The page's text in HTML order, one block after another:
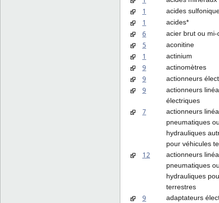
1 acides
1 acides*
6 acier brut ou mi-
5 aconitine
1 actinium
9 actinomètres
9 actionneurs
9
actionneurs
électriques
7
actionneurs
pneumatiques
hydrauliques
pour véhicules
12
actionneurs
pneumatiques
hydrauliques
terrestres
9 adaptateurs